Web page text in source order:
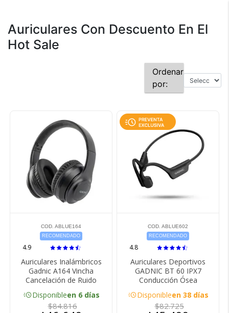
Auriculares Con Descuento En El
Hot Sale
Ordenar
por:
COD. ABLUE164
RECOMENDADO
4.9
Auriculares Inalámbricos
Gadnic A164 Vincha
Cancelación de Ruido
acuteDisponibleen 6 días
$84.816
COD. ABLUE602
RECOMENDADO
4.8
Auriculares Deportivos
GADNIC BT 60 IPX7
Conducción Ósea
acuteDisponibleen 38 días
$82.725